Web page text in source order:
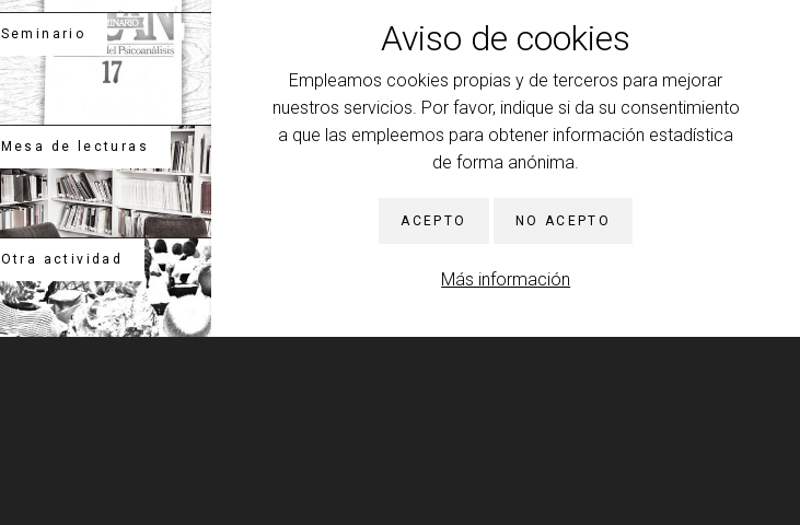
Aviso de cookies
Empleamos cookies propias y de terceros para mejorar
nuestros servicios. Por favor, indique si da su consentimiento
a que las empleemos para obtener información estadística
de forma anónima.
ACEPTO NO ACEPTO
Más información
Seminario Seminario del Colegio 2026-2027: El reverso del psicoanálisis
Mesa de lecturas La transferencia
Otra actividad